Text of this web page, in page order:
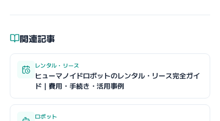
関連記事
レンタル・リース
ヒューマノイドロボットのレンタル・リース完全ガイ
ド｜費用・手続き・活用事例
ロボット